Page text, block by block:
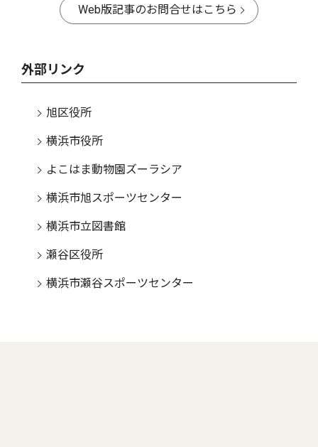
Web版記事のお問合せはこちら
外部リンク
旭区役所
横浜市役所
よこはま動物園ズーラシア
横浜市旭スポーツセンター
横浜市立図書館
瀬谷区役所
横浜市瀬谷スポーツセンター